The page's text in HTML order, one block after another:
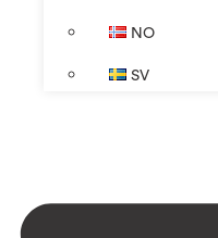
NO
SV